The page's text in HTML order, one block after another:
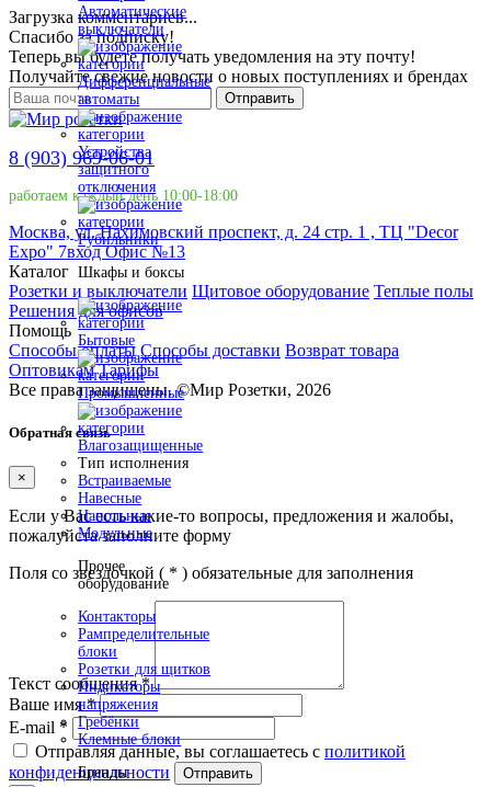
Автоматические
выключатели
Дифференциальные
автоматы
Устройства
защитного
отключения
Рубильники
Шкафы и боксы
Бытовые
Промышленные
Влагозащищенные
Тип исполнения
Встраиваемые
Навесные
Напольные
Модульные
Прочее
оборудование
Контакторы
Рампределительные
блоки
Розетки для щитков
Индикаторы
напряжения
Гребёнки
Клемные блоки
Бренды
Загрузка комментариев...
Спасибо за подписку!
Теперь вы будете получать уведомления на эту почту!
Получайте свежие новости о новых поступлениях и брендах
Отправить
8 (903) 969-06-01
работаем каждый день 10:00-18:00
Москва, ул. Нахимовский проспект, д. 24 стр. 1 , ТЦ "Decor
Expo" 7вход Офис №13
Каталог
Розетки и выключатели Щитовое оборудование Теплые полы
Решения для офисов
Помощь
Способы оплаты Способы доставки Возврат товара
Оптовикам Тарифы
Все права защищены.©Мир Розетки, 2026
Обратная связь
×
Если у Вас есть какие-то вопросы, предложения и жалобы,
пожалуйста заполните форму
Поля со звездочкой ( * ) обязательные для заполнения
Текст сообщения*
Ваше имя*
E-mail *
Отправляя данные, вы соглашаетесь с политикой
конфиденциальности
Отправить